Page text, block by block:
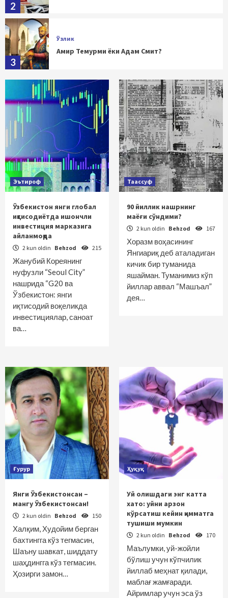
2
3
Ўзлик
Амир Темурми ёки Адам Смит?
4
Ўзлик
Тарих тилга кирган, тарихдан сабоқ олинган
жойда, албатта, билим ва маърифат,
тараққиёт ва адолат бўлади
5
Ўзлик
Буюк Темур – Европа халоскори
1
Ўзлик
Биз билган ва билмаган Темурбек
2
Ўзлик
Қари билганни пари билмас
Ўзлик
Эътироф
Ўзбекистон янги глобал
иқтисодиётда ишончли
инвестиция марказига
айланмоқда
2 kun oldin Behzod 215
Жанубий Кореянинг
нуфузли “Seoul City”
нашрида “G20 ва
Ўзбекистон: янги
иқтисодий воқеликда
инвестициялар, саноат
ва…
Таассуф
90 йиллик нашрнинг
маёғи сўндими?
2 kun oldin Behzod 167
Хоразм воҳасининг
Янгиариқ деб аталадиган
кичик бир туманида
яшайман. Туманимиз кўп
йиллар аввал “Машъал”
дея…
Ғурур
Янги Ўзбекистонсан –
мангу Ўзбекистонсан!
2 kun oldin Behzod 150
Халқим, Худойим берган
бахтингга кўз тегмасин,
Шаъну шавкат, шиддату
шаҳдингга кўз тегмасин.
Ҳозирги замон…
Ҳуқуқ
Уй олишдаги энг катта
хато: уйни арзон
кўрсатиш кейин қимматга
тушиши мумкин
2 kun oldin Behzod 170
Маълумки, уй-жойли
бўлиш учун кўпчилик
йиллаб меҳнат қилади,
маблағ жамғаради.
Айримлар учун эса ўз